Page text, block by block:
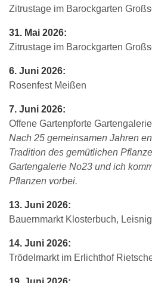
Zitrustage im Barockgarten
31. Mai 2026:
Zitrustage im Barockgarten
6. Juni 2026:
Rosenfest Meißen
7. Juni 2026:
Offene Gartenpforte
Nach 25 gemeinsamen Jahren
Tradition des gemütlichen
Gartengalerie No23 und ich
Pflanzen vorbei.
13. Juni 2026:
Bauernmarkt Klosterbuch, Leisnig
14. Juni 2026:
Trödelmarkt im Erlichthof